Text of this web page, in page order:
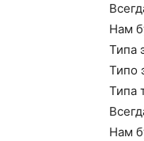
Нам
Типа
Типо
Типа
Нам